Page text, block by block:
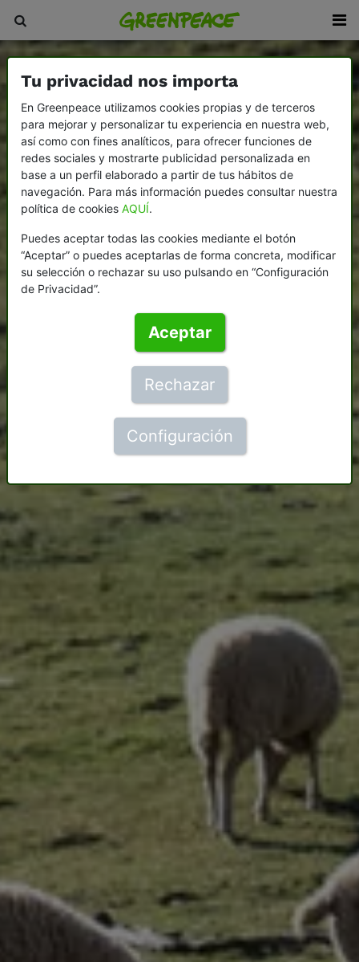
Tu privacidad nos importa
En Greenpeace utilizamos cookies propias y de terceros
para mejorar y personalizar tu experiencia en nuestra web,
así como con fines analíticos, para ofrecer funciones de
redes sociales y mostrarte publicidad personalizada en
base a un perfil elaborado a partir de tus hábitos de
navegación. Para más información puedes consultar nuestra
política de cookies AQUÍ.
Puedes aceptar todas las cookies mediante el botón
“Aceptar” o puedes aceptarlas de forma concreta, modificar
su selección o rechazar su uso pulsando en “Configuración
de Privacidad”.
Aceptar
Rechazar
Configuración